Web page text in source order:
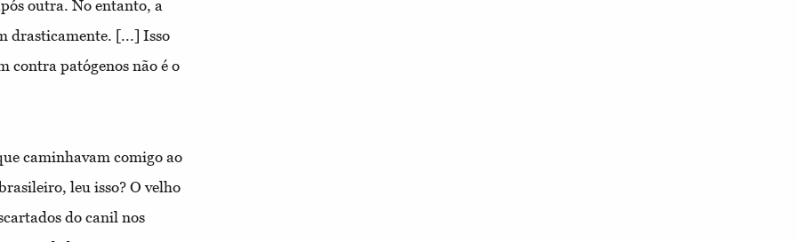
outra. No entanto, a
drasticamente. [...] Isso
contra patógenos não é o
caminhavam comigo ao
leu isso? O velho
do canil nos